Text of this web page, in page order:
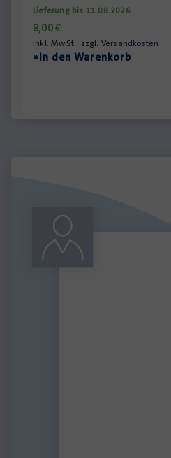
Lieferung bis 11.08.2026
8,00€
inkl. MwSt., zzgl. Versandkosten
»In den Warenkorb